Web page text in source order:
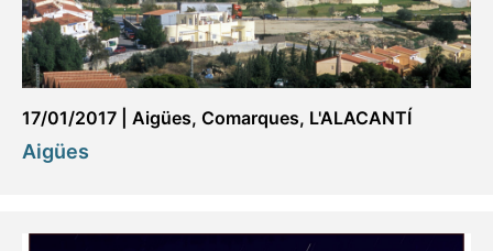
17/01/2017 Aigües, Comarques, L'ALACANTÍ
Aigües